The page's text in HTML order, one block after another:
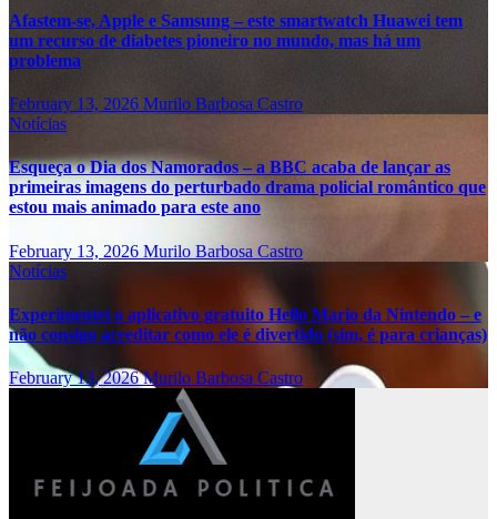
Afastem-se, Apple e Samsung – este smartwatch Huawei tem
um recurso de diabetes pioneiro no mundo, mas há um
problema
February 13, 2026 Murilo Barbosa Castro
Notícias
Esqueça o Dia dos Namorados – a BBC acaba de lançar as
primeiras imagens do perturbado drama policial romântico que
estou mais animado para este ano
February 13, 2026 Murilo Barbosa Castro
Notícias
Experimentei o aplicativo gratuito Hello Mario da Nintendo – e
não consigo acreditar como ele é divertido (sim, é para crianças)
February 13, 2026Murilo Barbosa Castro